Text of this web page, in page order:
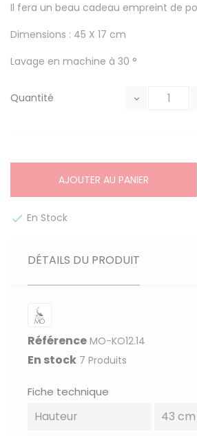
Il fera un beau cadeau empreint de
Dimensions : 45 X 17 cm
Lavage en machine à 30 °
Quantité
AJOUTER AU PANIER
 En Stock
DÉTAILS DU PRODUIT
Référence MO-KO12.14
En stock 7 Produits
Fiche technique
Hauteur 43 cm